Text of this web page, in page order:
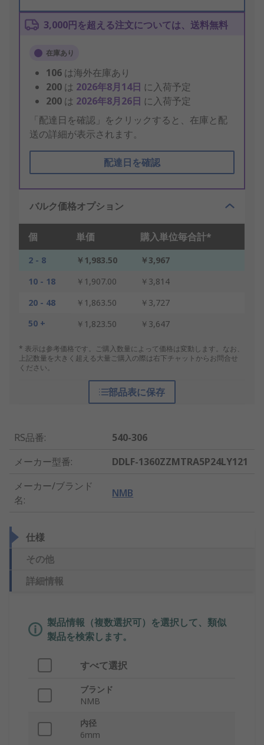
3,000円を超える注文については、送料無料
在庫あり
106 は海外在庫あり
200 は 2026年8月14日 に入荷予定
200 は 2026年8月26日 に入荷予定
「配達日を確認」をクリックすると、在庫と配
送の詳細が表示されます。
配達日を確認
バルク価格オプション
個 単価 購入単位毎合計*
2 - 8 ￥1,983.50
￥3,967
10 - 18
￥1,907.00
￥3,814
20 - 48
￥1,863.50
￥3,727
50 +
￥1,823.50 ￥3,647
* 表示は参考価格です。ご購入数量によって価格は変動します。なお、
上記数量を大きく超える大量ご購入の際は右下チャットからお問合せ
ください。
部品表に保存
RS品番:
540-306
メーカー型番:
DDLF-1360ZZMTRA5P24LY121
メーカー/ブランド
名:
NMB
仕様
その他
詳細情報
製品情報（複数選択可）を選択して、類似
製品を検索します。
すべて選択
ブランド
NMB
内径
6mm